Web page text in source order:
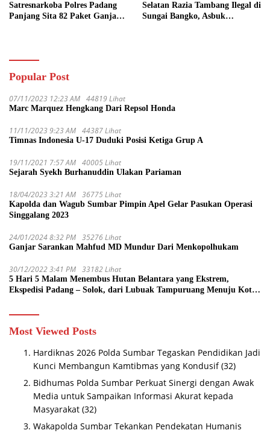
Satresnarkoba Polres Padang
Panjang Sita 82 Paket Ganja
Selatan Razia Tambang Ilegal di
Sungai Bangko, Asbuk
Popular Post
07/11/2023 12:23 AM 44819 Lihat
Marc Marquez Hengkang Dari Repsol Honda
11/11/2023 9:23 AM 44387 Lihat
Timnas Indonesia U-17 Duduki Posisi Ketiga Grup A
19/11/2021 7:57 AM 40005 Lihat
Sejarah Syekh Burhanuddin Ulakan Pariaman
18/04/2023 3:21 AM 36775 Lihat
Kapolda dan Wagub Sumbar Pimpin Apel Gelar Pasukan Operasi
Singgalang 2023
24/01/2024 8:32 PM 35276 Lihat
Ganjar Sarankan Mahfud MD Mundur Dari Menkopolhukam
30/12/2022 3:41 PM 33182 Lihat
5 Hari 5 Malam Menembus Hutan Belantara yang Ekstrem,
Ekspedisi Padang – Solok, dari Lubuak Tampuruang Menuju Koto
Most Viewed Posts
Hardiknas 2026 Polda Sumbar Tegaskan Pendidikan Jadi
Kunci Membangun Kamtibmas yang Kondusif (32)
Bidhumas Polda Sumbar Perkuat Sinergi dengan Awak
Media untuk Sampaikan Informasi Akurat kepada
Masyarakat (32)
Wakapolda Sumbar Tekankan Pendekatan Humanis